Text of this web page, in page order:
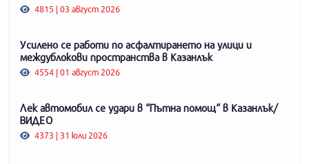
4815 | 03 август 2026
Усилено се работи по асфалтирането на улици и
междублокови пространства в Казанлък
4554 | 01 август 2026
Лек автомобил се удари в “Пътна помощ“ в Казанлък/
ВИДЕО
4373 | 31 юли 2026